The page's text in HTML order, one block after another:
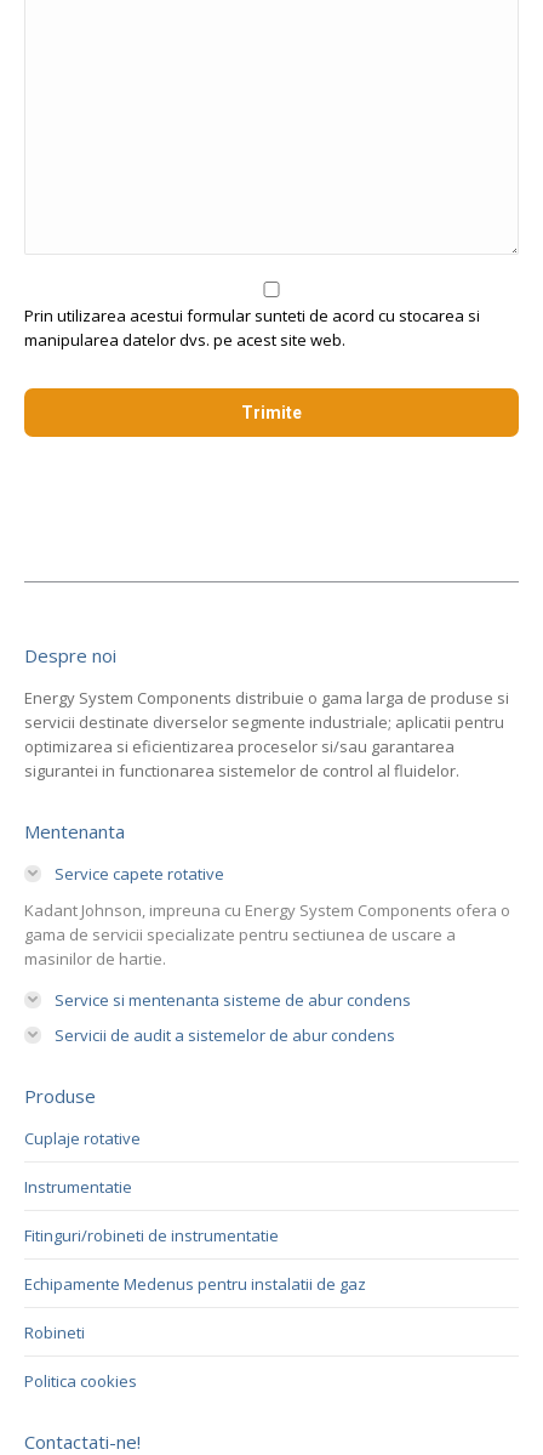
Prin utilizarea acestui formular sunteti de acord cu stocarea si
manipularea datelor dvs. pe acest site web.
Despre noi
Energy System Components distribuie o gama larga de produse si
servicii destinate diverselor segmente industriale; aplicatii pentru
optimizarea si eficientizarea proceselor si/sau garantarea
sigurantei in functionarea sistemelor de control al fluidelor.
Mentenanta
Service capete rotative
Kadant Johnson, impreuna cu Energy System Components ofera o
gama de servicii specializate pentru sectiunea de uscare a
masinilor de hartie.
Service si mentenanta sisteme de abur condens
Servicii de audit a sistemelor de abur condens
Produse
Cuplaje rotative
Instrumentatie
Fitinguri/robineti de instrumentatie
Echipamente Medenus pentru instalatii de gaz
Robineti
Politica cookies
Contactati-ne!